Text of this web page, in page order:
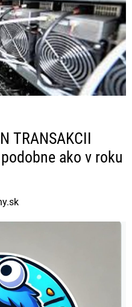
TRANSAKCII
ako v roku